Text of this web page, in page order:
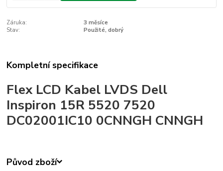
Záruka:
3 měsíce
Stav:
Použité, dobrý
Kompletní specifikace
Flex LCD Kabel LVDS Dell
Inspiron 15R 5520 7520
DC02001IC10 0CNNGH CNNGH
Původ zboží